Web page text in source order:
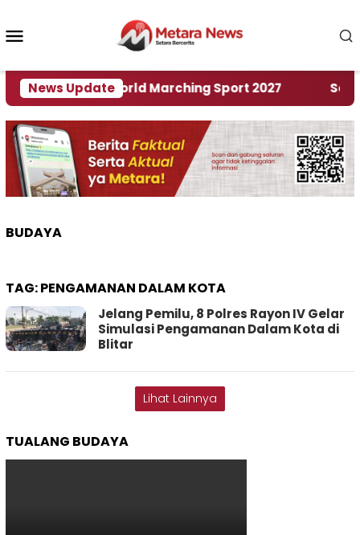
konten
News Update
Rumah World Marching Sport 2027 ‎Soal
BUDAYA
TAG:PENGAMANAN DALAM KOTA
Jelang Pemilu, 8 Polres Rayon IV Gelar
Simulasi Pengamanan Dalam Kota di
Blitar
Lihat Lainnya
TUALANG BUDAYA